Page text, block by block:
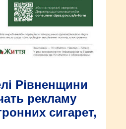
Рівненщини
рекламу
сигарет,